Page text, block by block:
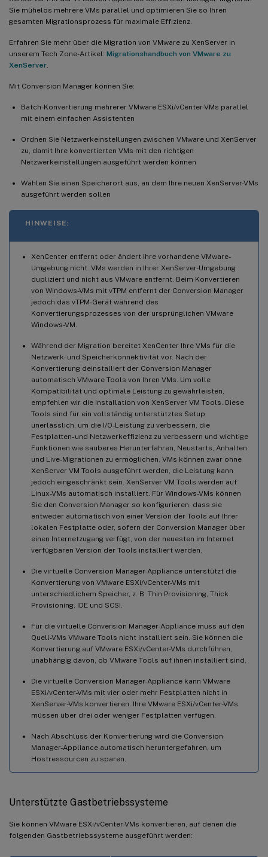
Sie mühelos mehrere VMs parallel und optimieren Sie so Ihren
gesamten Migrationsprozess für maximale Effizienz.
Erfahren Sie mehr über die Migration von VMware zu XenServer in
unserem Tech Zone-Artikel: Migrationshandbuch von VMware zu
XenServer
Mit Conversion Manager können Sie:
Batch-Konvertierung mehrerer VMware ESXi/vCenter-VMs parallel
mit einem einfachen Assistenten
Ordnen Sie Netzwerkeinstellungen zwischen VMware und XenServer
zu, damit Ihre konvertierten VMs mit den richtigen
Netzwerkeinstellungen ausgeführt werden können
Wählen Sie einen Speicherort aus, an dem Ihre neuen XenServer-VMs
ausgeführt werden sollen
HINWEISE:
XenCenter entfernt oder ändert Ihre vorhandene VMware-
Umgebung nicht. VMs werden in Ihrer XenServer-Umgebung
dupliziert und nicht aus VMware entfernt. Beim Konvertieren
von Windows-VMs mit vTPM entfernt der Conversion Manager
jedoch das vTPM-Gerät während des
Konvertierungsprozesses von der ursprünglichen VMware
Windows-VM.
Während der Migration bereitet XenCenter Ihre VMs für die
Netzwerk- und Speicherkonnektivität vor. Nach der
Konvertierung deinstalliert der Conversion Manager
automatisch VMware Tools von Ihren VMs. Um volle
Kompatibilität und optimale Leistung zu gewährleisten,
empfehlen wir die Installation von XenServer VM Tools. Diese
Tools sind für ein vollständig unterstütztes Setup
unerlässlich, um die I/O-Leistung zu verbessern, die
Festplatten- und Netzwerkeffizienz zu verbessern und wichtige
Funktionen wie sauberes Herunterfahren, Neustarts, Anhalten
und Live-Migrationen zu ermöglichen. VMs können zwar ohne
XenServer VM Tools ausgeführt werden, die Leistung kann
jedoch eingeschränkt sein. XenServer VM Tools werden auf
Linux-VMs automatisch installiert. Für Windows-VMs können
Sie den Conversion Manager so konfigurieren, dass sie
entweder automatisch von einer Version der Tools auf Ihrer
lokalen Festplatte oder, sofern der Conversion Manager über
einen Internetzugang verfügt, von der neuesten im Internet
verfügbaren Version der Tools installiert werden.
Die virtuelle Conversion Manager-Appliance unterstützt die
Konvertierung von VMware ESXi/vCenter-VMs mit
unterschiedlichem Speicher, z. B. Thin Provisioning, Thick
Provisioning, IDE und SCSI.
Für die virtuelle Conversion Manager-Appliance muss auf den
Quell-VMs VMware Tools nicht installiert sein. Sie können die
Konvertierung auf VMware ESXi/vCenter-VMs durchführen,
unabhängig davon, ob VMware Tools auf ihnen installiert sind.
Die virtuelle Conversion Manager-Appliance kann VMware
ESXi/vCenter-VMs mit vier oder mehr Festplatten nicht in
XenServer-VMs konvertieren. Ihre VMware ESXi/vCenter-VMs
müssen über drei oder weniger Festplatten verfügen.
Nach Abschluss der Konvertierung wird die Conversion
Manager-Appliance automatisch heruntergefahren, um
Hostressourcen zu sparen.
Unterstützte Gastbetriebssysteme
Sie können VMware ESXi/vCenter-VMs konvertieren, auf denen die
folgenden Gastbetriebssysteme ausgeführt werden: